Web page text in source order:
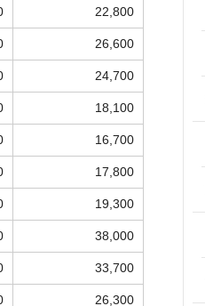
22,800
26,600
24,700
18,100
16,700
17,800
19,300
38,000
33,700
26,300